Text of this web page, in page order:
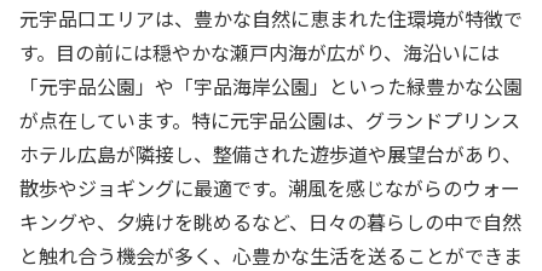
元宇品口エリアは、豊かな自然に恵まれた住環境が特徴で
す。目の前には穏やかな瀬戸内海が広がり、海沿いには
「元宇品公園」や「宇品海岸公園」といった緑豊かな公園
が点在しています。特に元宇品公園は、グランドプリンス
ホテル広島が隣接し、整備された遊歩道や展望台があり、
散歩やジョギングに最適です。潮風を感じながらのウォー
キングや、夕焼けを眺めるなど、日々の暮らしの中で自然
と触れ合う機会が多く、心豊かな生活を送ることができま